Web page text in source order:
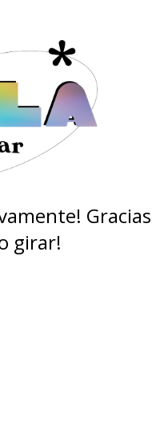
Gracias
girar!